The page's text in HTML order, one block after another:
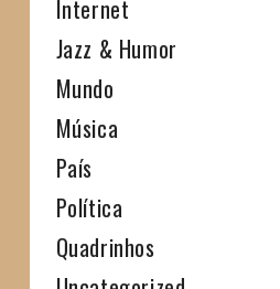
Internet
Jazz & Humor
Mundo
Música
País
Política
Quadrinhos